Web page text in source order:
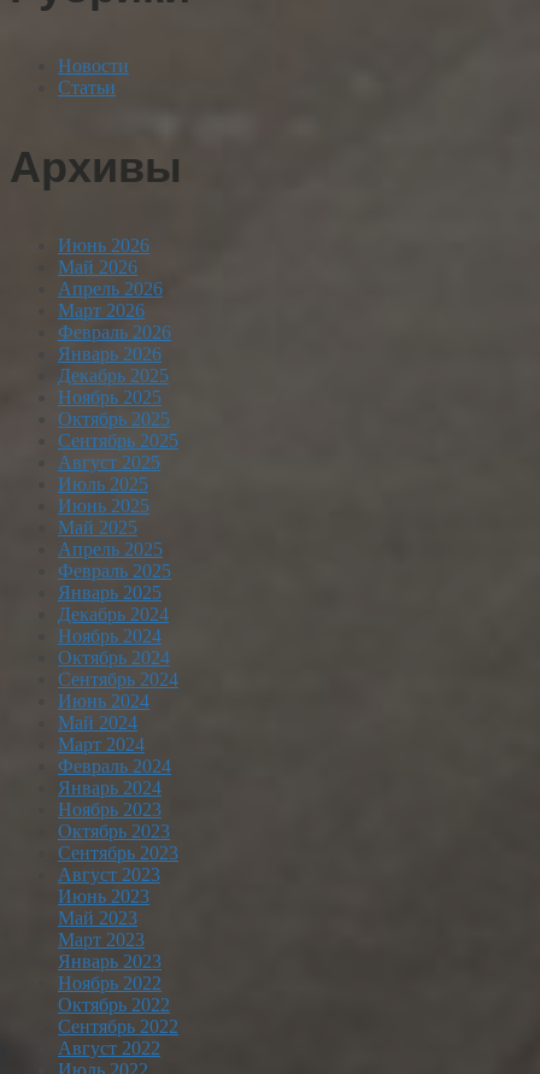
Новости
Статьи
Архивы
Июнь 2026
Май 2026
Апрель 2026
Март 2026
Февраль 2026
Январь 2026
Декабрь 2025
Ноябрь 2025
Октябрь 2025
Сентябрь 2025
Август 2025
Июль 2025
Июнь 2025
Май 2025
Апрель 2025
Февраль 2025
Январь 2025
Декабрь 2024
Ноябрь 2024
Октябрь 2024
Сентябрь 2024
Июнь 2024
Май 2024
Март 2024
Февраль 2024
Январь 2024
Ноябрь 2023
Октябрь 2023
Сентябрь 2023
Август 2023
Июнь 2023
Май 2023
Март 2023
Январь 2023
Ноябрь 2022
Октябрь 2022
Сентябрь 2022
Август 2022